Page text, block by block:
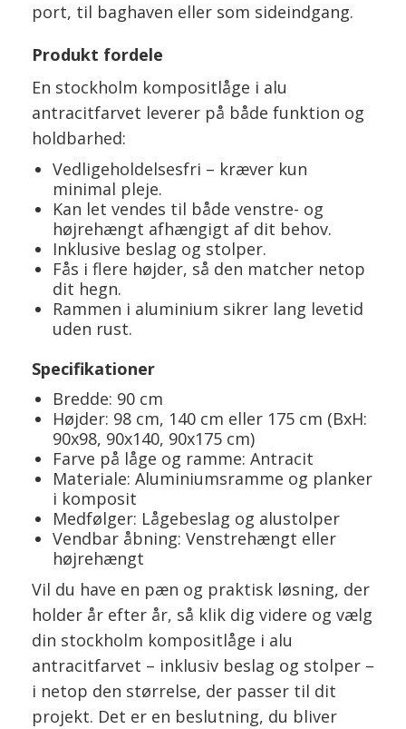
port, til baghaven eller som sideindgang.
Produkt fordele
En stockholm kompositlåge i alu
antracitfarvet leverer på både funktion og
holdbarhed:
Vedligeholdelsesfri – kræver kun
minimal pleje.
Kan let vendes til både venstre- og
højrehængt afhængigt af dit behov.
Inklusive beslag og stolper.
Fås i flere højder, så den matcher netop
dit hegn.
Rammen i aluminium sikrer lang levetid
uden rust.
Specifikationer
Bredde: 90 cm
Højder: 98 cm, 140 cm eller 175 cm (BxH:
90x98, 90x140, 90x175 cm)
Farve på låge og ramme: Antracit
Materiale: Aluminiumsramme og planker
i komposit
Medfølger: Lågebeslag og alustolper
Vendbar åbning: Venstrehængt eller
højrehængt
Vil du have en pæn og praktisk løsning, der
holder år efter år, så klik dig videre og vælg
din stockholm kompositlåge i alu
antracitfarvet – inklusiv beslag og stolper –
i netop den størrelse, der passer til dit
projekt. Det er en beslutning, du bliver